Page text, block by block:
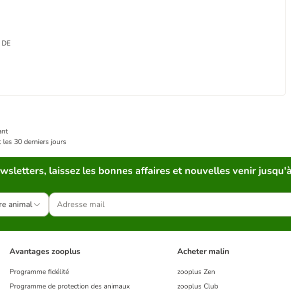
30 derniers jours
laissez les bonnes affaires et nouvelles venir
animal
Avantages zooplus
Programme fidélité
Programme de protection des animaux
Acheter malin
zooplus Zen
zooplus Club